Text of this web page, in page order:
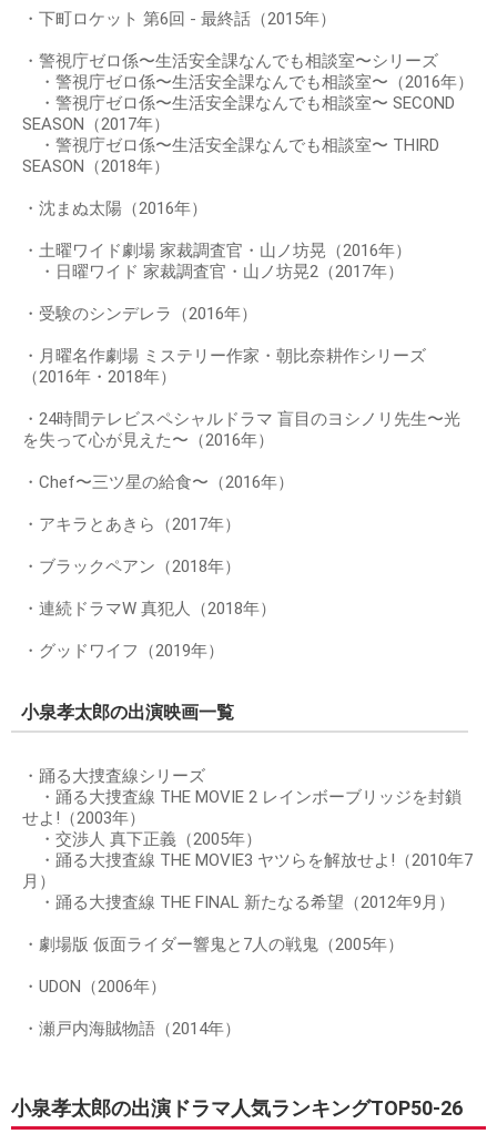
・下町ロケット 第6回 - 最終話（2015年）
・警視庁ゼロ係〜生活安全課なんでも相談室〜シリーズ
・警視庁ゼロ係〜生活安全課なんでも相談室〜（2016年）
・警視庁ゼロ係〜生活安全課なんでも相談室〜 SECOND
SEASON（2017年）
・警視庁ゼロ係〜生活安全課なんでも相談室〜 THIRD
SEASON（2018年）
・沈まぬ太陽（2016年）
・土曜ワイド劇場 家裁調査官・山ノ坊晃（2016年）
・日曜ワイド 家裁調査官・山ノ坊晃2（2017年）
・受験のシンデレラ（2016年）
・月曜名作劇場 ミステリー作家・朝比奈耕作シリーズ
（2016年・2018年）
・24時間テレビスペシャルドラマ 盲目のヨシノリ先生〜光
を失って心が見えた〜（2016年）
・Chef〜三ツ星の給食〜（2016年）
・アキラとあきら（2017年）
・ブラックペアン（2018年）
・連続ドラマW 真犯人（2018年）
・グッドワイフ（2019年）
小泉孝太郎の出演映画一覧
・踊る大捜査線シリーズ
・踊る大捜査線 THE MOVIE 2 レインボーブリッジを封鎖
せよ!（2003年）
・交渉人 真下正義（2005年）
・踊る大捜査線 THE MOVIE3 ヤツらを解放せよ!（2010年7
月）
・踊る大捜査線 THE FINAL 新たなる希望（2012年9月）
・劇場版 仮面ライダー響鬼と7人の戦鬼（2005年）
・UDON（2006年）
・瀬戸内海賊物語（2014年）
小泉孝太郎の出演ドラマ人気ランキングTOP50-26